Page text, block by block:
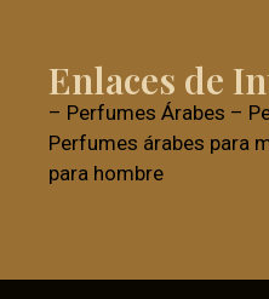
Enlaces de
– Perfumes Árabes –
Perfumes árabes para
para hombre